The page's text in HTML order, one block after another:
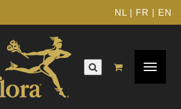
NL | FR | EN
Toggle